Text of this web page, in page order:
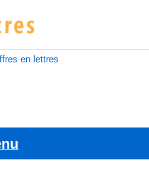
en lettres